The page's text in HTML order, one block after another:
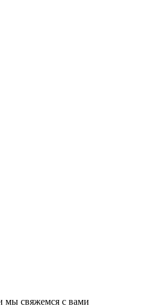
мы свяжемся с вами